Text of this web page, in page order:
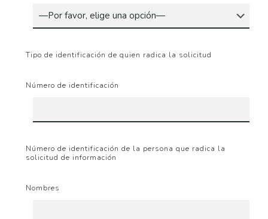
Tipo de identificación de quien radica la solicitud
Número de identificación
Número de identificación de la persona que radica la
solicitud de información
Nombres